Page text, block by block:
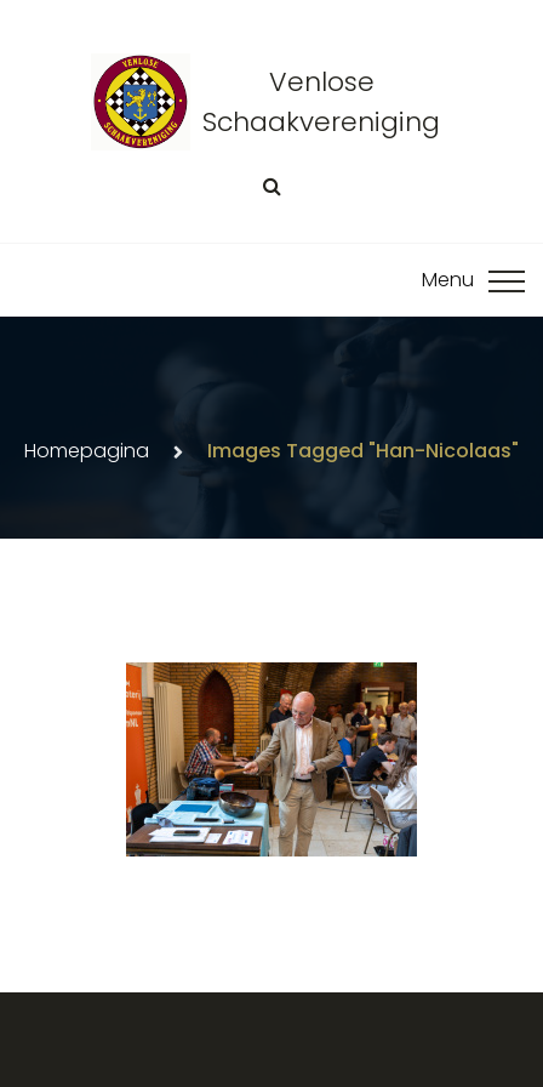
Venlose
Schaakvereniging
Homepagina Images Tagged "han-Nicolaas"